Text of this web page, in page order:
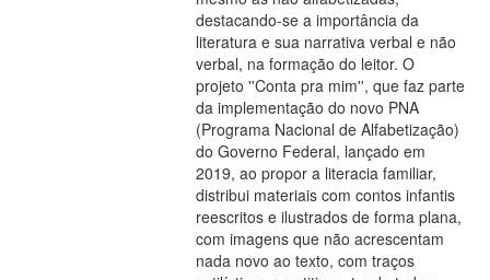
destacando-se a importância da
literatura e sua narrativa verbal e não
verbal, na formação do leitor. O
projeto ''Conta pra mim'', que faz parte
da implementação do novo PNA
(Programa Nacional de Alfabetização)
do Governo Federal, lançado em
2019, ao propor a literacia familiar,
distribui materiais com contos infantis
reescritos e ilustrados de forma plana,
com imagens que não acrescentam
nada novo ao texto, com traços